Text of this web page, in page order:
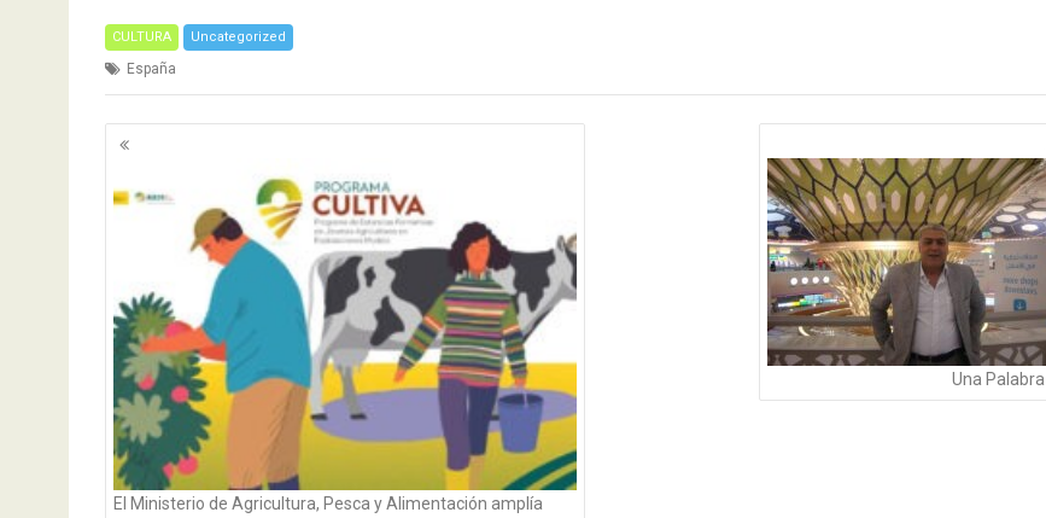
CULTURA Uncategorized
España
Navegación
entradas
El Ministerio de Agricultura, Pesca y Alimentación amplía
Una Palabra